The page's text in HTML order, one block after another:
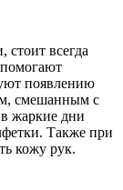
всегда
появлению
смешанным с
жаркие дни
Также при
кожу рук.